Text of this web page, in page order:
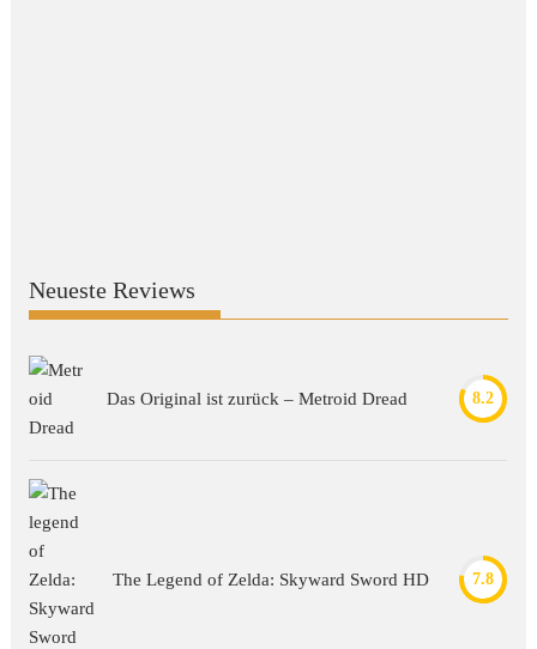
Neueste Reviews
Das Original ist zurück – Metroid Dread 8.2
The Legend of Zelda: Skyward Sword HD 7.8